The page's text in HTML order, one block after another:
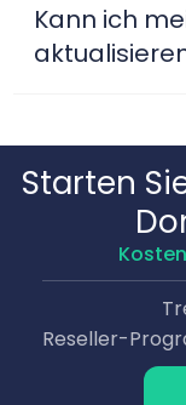
Kann ich
Starten
Reseller-